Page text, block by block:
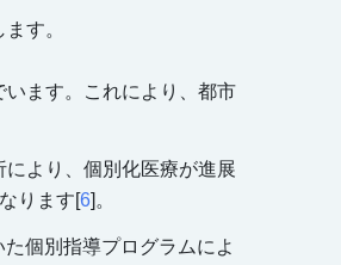
す。
ます。これにより、都市
より、個別化医療が進展
ります[6]。
個別指導プログラムによ